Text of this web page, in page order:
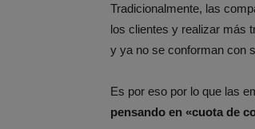
Tradicionalmente, las
los clientes y realizar más
y ya no se conforman con
Es por eso por lo que las
pensando en «cuota de